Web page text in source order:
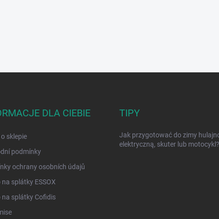
DLA CIEBIE
sklepie
podmínky
ochrany osobních údajů
na splátky ESSOX
na splátky Cofidis
TIPY
Jak przygotować do zimy
elektryczną, skuter lub motocykl?